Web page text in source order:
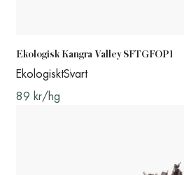
Ekologisk Kangra Valley SFTGFOP1
EkologisktSvart
89 kr/hg